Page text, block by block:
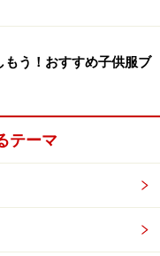
もう！おすすめ子供服ブ
テーマ